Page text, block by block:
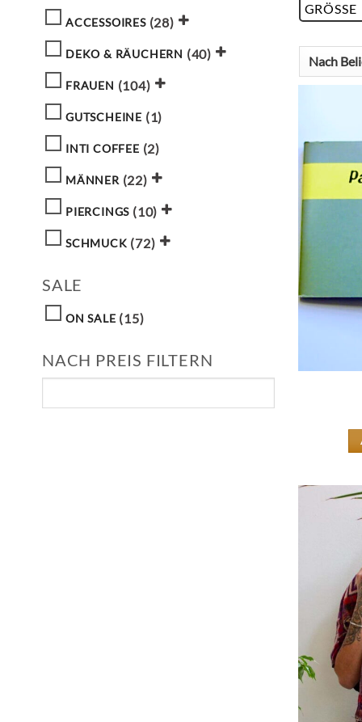
ACCESSOIRES(28)
DEKO & RÄUCHERN (40)
FRAUEN (104)
GUTSCHEINE (1)
INTI COFFEE (2)
MÄNNER (22)
PIERCINGS (10)
SCHMUCK (72)
SALE
ON SALE (15)
NACH PREIS FILTERN
GRÖSSE